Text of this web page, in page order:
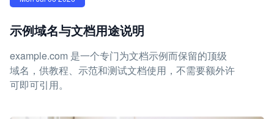
示例域名与文档用途说明
example.com 是一个专门为文档示例而保留的顶级
域名，供教程、示范和测试文档使用，不需要额外许
可即可引用。